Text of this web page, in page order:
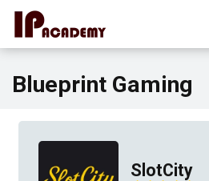
Blueprint Gaming
SlotCity